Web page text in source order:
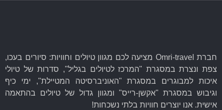
חברת Omri-travel מציעה לכם מגוון טיולים וחוויות: סיורים בעכו,
צפת ונצרת במסגרת "המרכז לטיולים בגליל", סדרות של טיולי
איכות למבוגרים במסגרת "האוניברסיטה המטיילת", ימי כיף
וגיבוש במסגרת "אקשן-רייס" ומגוון גדול של טיולים בהתאמה
אישית. אנו יוצרים חוויות בלתי נשכחות!